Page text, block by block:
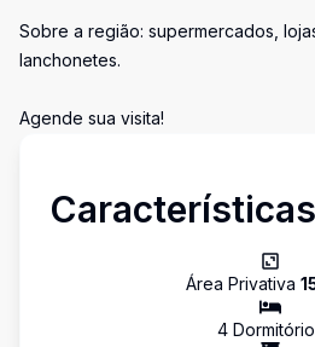
Sobre a região: supermercados,
lanchonetes.
Agende sua visita!
Características
Área Privativa
4 Dormitório